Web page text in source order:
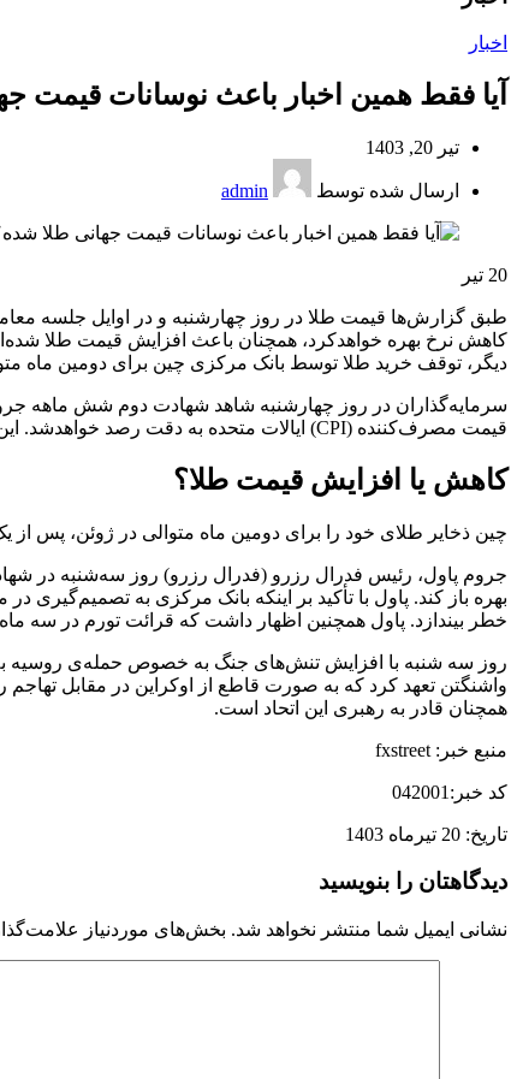
اخبار
آیا فقط همین اخبار باعث نوسانات قیمت
تیر 20, 1403
ارسال شده توسط admin
20 تیر
طبق گزارش‌ها قیمت طلا در روز چهارشنبه و در اوایل جلسه
کاهش نرخ بهره خواهدکرد، همچنان باعث افزایش قیمت طلا
دیگر، توقف خرید طلا توسط بانک مرکزی چین برای دومین ماه
سرمایه‌گذاران در روز چهارشنبه شاهد شهادت دوم شش ماهه
قیمت مصرف‌کننده (CPI) ایالات متحده به دقت رصد خواهد‌شد. این داده ها ممکن است وضوح بیشتری در مسیر نرخ بهره ایالات متحده ارائه دهد.
کاهش یا افزایش قیمت طلا؟
چین ذخایر طلای خود را برای دومین ماه متوالی در ژوئن، پس از یک دوره 18 ماهه خرید، ثابت نگه داشت. داده‌های رسمی بانک مرکزی چین ذخایر طلای این کشور را
جروم پاول، رئیس فدرال رزرو (فدرال رزرو) روز سه‌شنبه در
بهره باز کند. پاول با تأکید بر اینکه بانک مرکزی به تصمیم‌گیری
خطر بیندازد. پاول همچنین اظهار داشت که قرائت تورم در سه
روز سه شنبه با افزایش تنش‌های جنگ به خصوص حمله‌ی روسیه به
واشنگتن تعهد کرد که به صورت قاطع از اوکراین در مقابل
همچنان قادر به رهبری این اتحاد است.
منبع خبر: fxstreet
کد خبر:042001
تاریخ: 20 تیرماه 1403
دیدگاهتان را بنویسید
نشانی ایمیل شما منتشر نخواهد شد. بخش‌های موردنیاز